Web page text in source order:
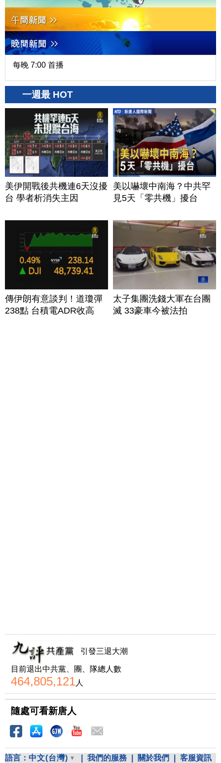
每晚 7:00 首播
一週最 HOT
美伊開戰後共機連6天沒擾
台 學者析消失主因
美以嚇壞中南海？中共罕
見5天「零共機」擾台
傳伊朗有意談判！道瓊彈
238點 台積電ADR收高
太子集團洗錢大軍在台團
滅 33豪車今被法拍
引發三退大潮
目前退出中共黨、團、隊總人數
464,805,121人
隨處可看新唐人
語言： 中文(台灣) 我們的服務 關於我們 客服資訊